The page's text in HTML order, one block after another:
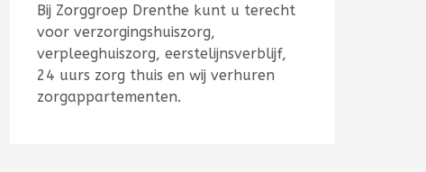
Bij Zorggroep Drenthe kunt u terecht
voor verzorgingshuiszorg,
verpleeghuiszorg, eerstelijnsverblijf,
24 uurs zorg thuis en wij verhuren
zorgappartementen.